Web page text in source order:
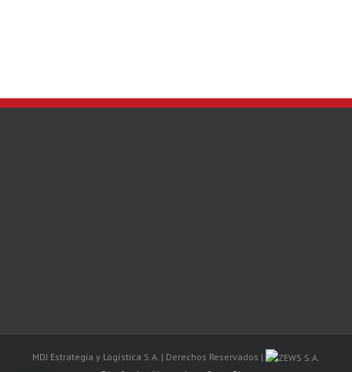
MDJ Estrategia y Logística S.A. | Derechos Reservados |